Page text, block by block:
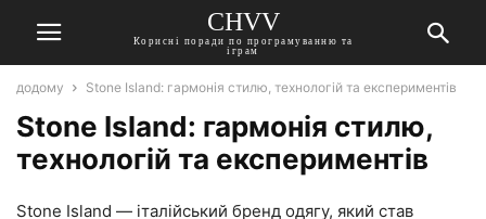
CHVV
Корисні поради по програмуванню та
іграм
додому Stone Island: гармонія стилю, технологій та експериментів
Stone Island: гармонія стилю,
технологій та експериментів
Stone Island — італійський бренд одягу, який став